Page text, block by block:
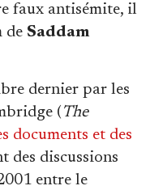
faux antisémite, il
de Saddam
dernier par les
( The
documents et des
des discussions
entre le